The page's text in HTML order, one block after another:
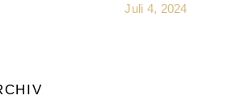
Juli 4, 2024